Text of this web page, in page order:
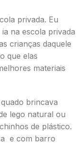
privada. Eu
na escola privada
crianças daquele
que elas
materiais
brincava
lego natural ou
de plástico.
e com barro